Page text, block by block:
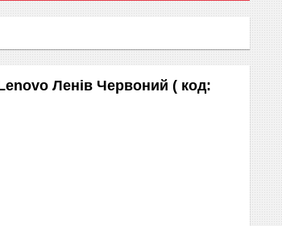
Ленів Червоний ( код: